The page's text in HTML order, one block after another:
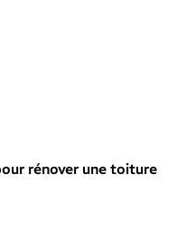
rénover une toiture